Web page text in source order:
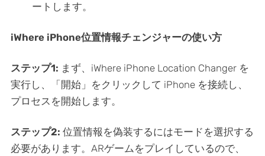
ートします。
iWhere iPhone位置情報チェンジャーの使い方
ステップ1: まず、iWhere iPhone Location Changer を
実行し、「開始」をクリックして iPhone を接続し、
プロセスを開始します。
ステップ2: 位置情報を偽装するにはモードを選択する
必要があります。ARゲームをプレイしているので、